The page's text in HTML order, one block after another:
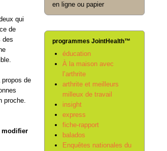
qui
de
des
de
proche.
modifier
en ligne ou papier
programmes JointHealth™
éducation
À la maison avec
l’arthrite
arthrite et meilleurs
milleux de travail
insight
express
fiche-rapport
balados
Enquêtes nationales du